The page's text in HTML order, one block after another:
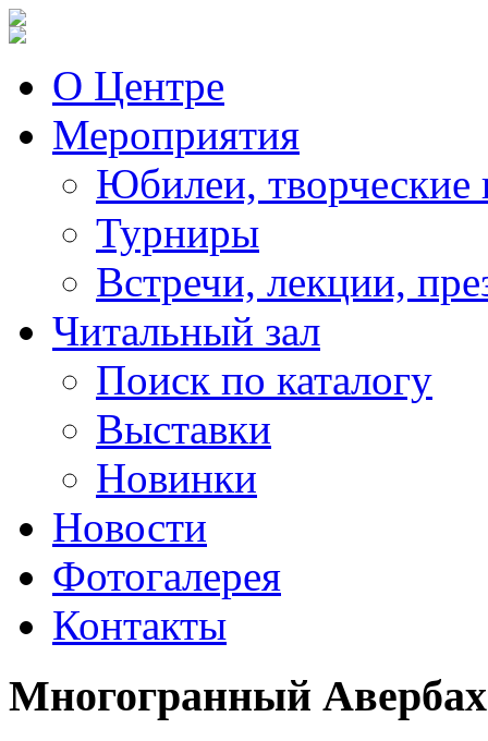
О Центре
Мероприятия
Юбилеи, творческие
Турниры
Встречи, лекции,
Читальный зал
Поиск по каталогу
Выставки
Новинки
Новости
Фотогалерея
Контакты
Многогранный Авербах